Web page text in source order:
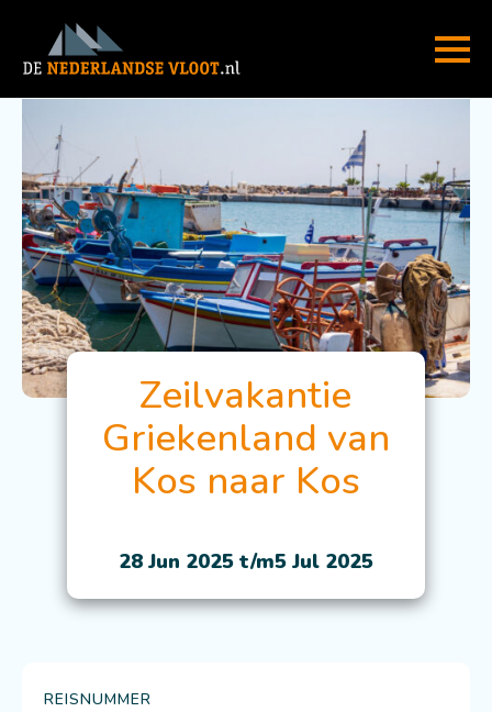
Zeilvakantie
Griekenland van
Kos naar Kos
28 Jun 2025 t/m5 Jul 2025
REISNUMMER